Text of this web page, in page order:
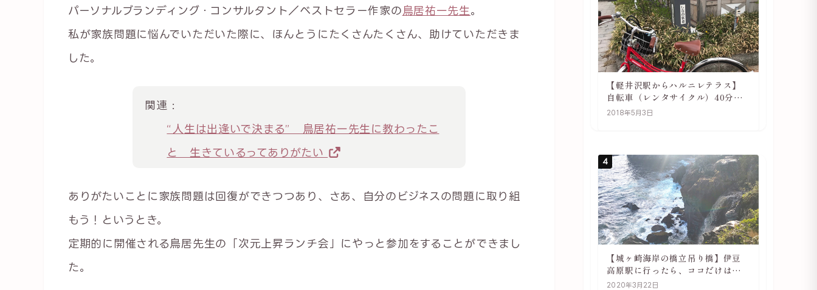
パーソナルブランディング・コンサルタント／ベストセラー作家の 鳥居祐一先生。
私が家族問題に悩んでいただいた際に、ほんとうにたくさんたくさん、助けていただきま
した。
関連 :
“人生は出逢いで決まる” 鳥居祐一先生に教わったこ
と 生きているってありがたい
ありがたいことに家族問題は回復ができつつあり、さあ、自分のビジネスの問題に取り組
もう！というとき。
定期的に開催される鳥居先生の「次元上昇ランチ会」にやっと参加をすることができまし
た。
【軽井沢駅からハルニレテラス】
自転車（レンタサイクル）40分で
行ける 軽井沢旅行は自転車利用が
2018年5月3日
4
【城ヶ崎海岸の橋立吊り橋】伊豆
高原駅に行ったら、ココだけは必
ず訪れてほしい
2020年3月22日